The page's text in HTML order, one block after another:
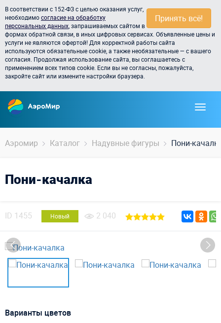
Принять всё!
В соответствии с 152-ФЗ с целью оказания услуг,
необходимосогласие на обработку
персональных данных , запрашиваемых сайтом в
формах обратной связи, в иных цифровых сервисах. Объявленные цены и
услуги не являются офертой! Для корректной работы сайта
используются обязательные cookie, а также необязательные — с вашего
согласия. Продолжая использование сайта, вы соглашаетесь с
применением всех типов cookie. Если вы не согласны, пожалуйста,
закройте сайт или измените настройки браузера.
Аэромир Каталог Надувные фигуры Пони-
Пони-качалка
ID 1455 Новый 2 040
Варианты цветов